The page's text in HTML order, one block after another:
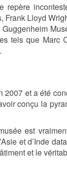
repère
Frank Lloyd
tels que Marc
et a été
conçu la
est
et d’Inde
et le